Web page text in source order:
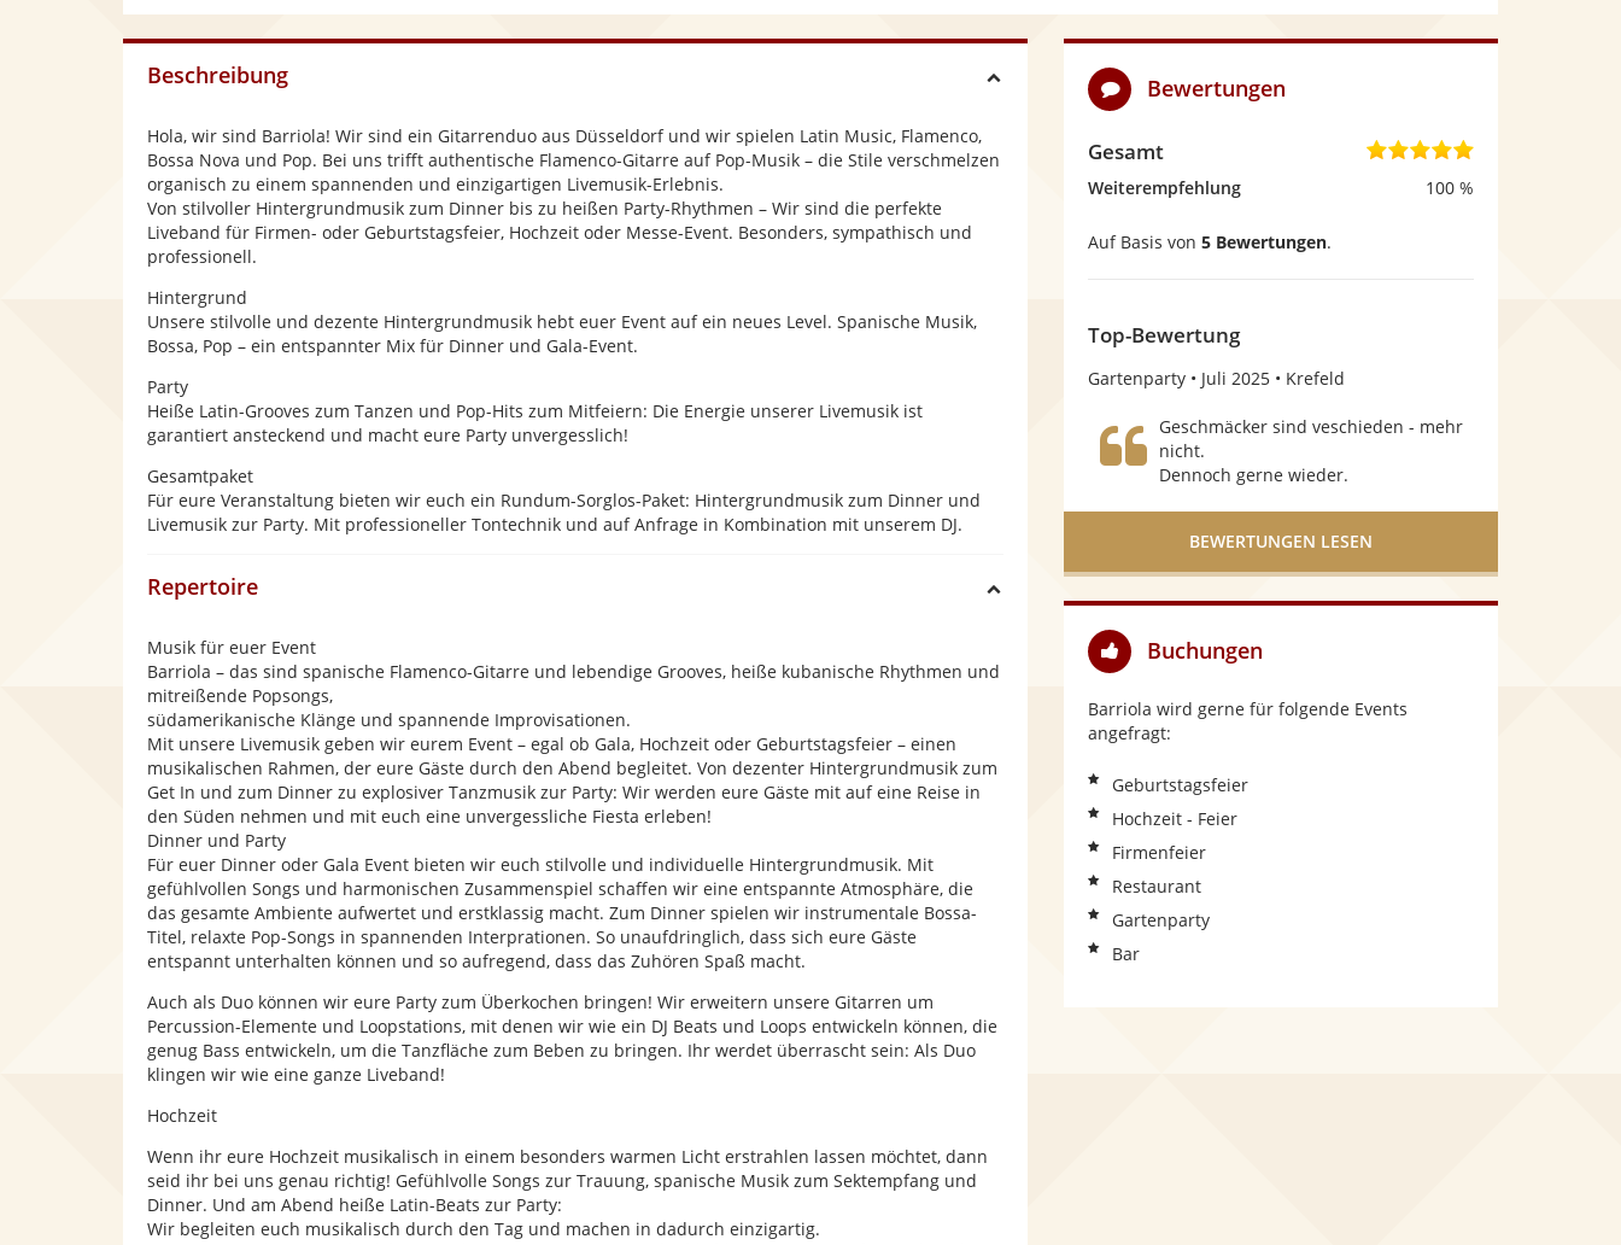
Beschreibung
Hola, wir sind Barriola! Wir sind ein Gitarrenduo aus Düsseldorf und wir spielen Latin Music, Flamenco,
Bossa Nova und Pop. Bei uns trifft authentische Flamenco-Gitarre auf Pop-Musik – die Stile verschmelzen
organisch zu einem spannenden und einzigartigen Livemusik-Erlebnis.
Von stilvoller Hintergrundmusik zum Dinner bis zu heißen Party-Rhythmen – Wir sind die perfekte
Liveband für Firmen- oder Geburtstagsfeier, Hochzeit oder Messe-Event. Besonders, sympathisch und
professionell.
Hintergrund
Unsere stilvolle und dezente Hintergrundmusik hebt euer Event auf ein neues Level. Spanische Musik,
Bossa, Pop – ein entspannter Mix für Dinner und Gala-Event.
Party
Heiße Latin-Grooves zum Tanzen und Pop-Hits zum Mitfeiern: Die Energie unserer Livemusik ist
garantiert ansteckend und macht eure Party unvergesslich!
Gesamtpaket
Für eure Veranstaltung bieten wir euch ein Rundum-Sorglos-Paket: Hintergrundmusik zum Dinner und
Livemusik zur Party. Mit professioneller Tontechnik und auf Anfrage in Kombination mit unserem DJ.
Repertoire
Musik für euer Event
Barriola – das sind spanische Flamenco-Gitarre und lebendige Grooves, heiße kubanische Rhythmen und
mitreißende Popsongs,
südamerikanische Klänge und spannende Improvisationen.
Mit unsere Livemusik geben wir eurem Event – egal ob Gala, Hochzeit oder Geburtstagsfeier – einen
musikalischen Rahmen, der eure Gäste durch den Abend begleitet. Von dezenter Hintergrundmusik zum
Get In und zum Dinner zu explosiver Tanzmusik zur Party: Wir werden eure Gäste mit auf eine Reise in
den Süden nehmen und mit euch eine unvergessliche Fiesta erleben!
Dinner und Party
Für euer Dinner oder Gala Event bieten wir euch stilvolle und individuelle Hintergrundmusik. Mit
gefühlvollen Songs und harmonischen Zusammenspiel schaffen wir eine entspannte Atmosphäre, die
das gesamte Ambiente aufwertet und erstklassig macht. Zum Dinner spielen wir instrumentale Bossa-
Titel, relaxte Pop-Songs in spannenden Interprationen. So unaufdringlich, dass sich eure Gäste
entspannt unterhalten können und so aufregend, dass das Zuhören Spaß macht.
Auch als Duo können wir eure Party zum Überkochen bringen! Wir erweitern unsere Gitarren um
Percussion-Elemente und Loopstations, mit denen wir wie ein DJ Beats und Loops entwickeln können, die
genug Bass entwickeln, um die Tanzfläche zum Beben zu bringen. Ihr werdet überrascht sein: Als Duo
klingen wir wie eine ganze Liveband!
Hochzeit
Wenn ihr eure Hochzeit musikalisch in einem besonders warmen Licht erstrahlen lassen möchtet, dann
seid ihr bei uns genau richtig! Gefühlvolle Songs zur Trauung, spanische Musik zum Sektempfang und
Dinner. Und am Abend heiße Latin-Beats zur Party:
Wir begleiten euch musikalisch durch den Tag und machen in dadurch einzigartig.
Bewertungen
Gesamt
4
r
e
Weiterempfehlung 100 %
Auf Basis von 5 Bewertungen.
Top-Bewertung
Gartenparty Juli 2025 Krefeld
Geschmäcker sind veschieden - mehr
nicht.
Dennoch gerne wieder.
BEWERTUNGEN LESEN
Buchungen
Barriola wird gerne für folgende Events
angefragt:
Geburtstagsfeier
Hochzeit - Feier
Firmenfeier
Restaurant
Gartenparty
Bar